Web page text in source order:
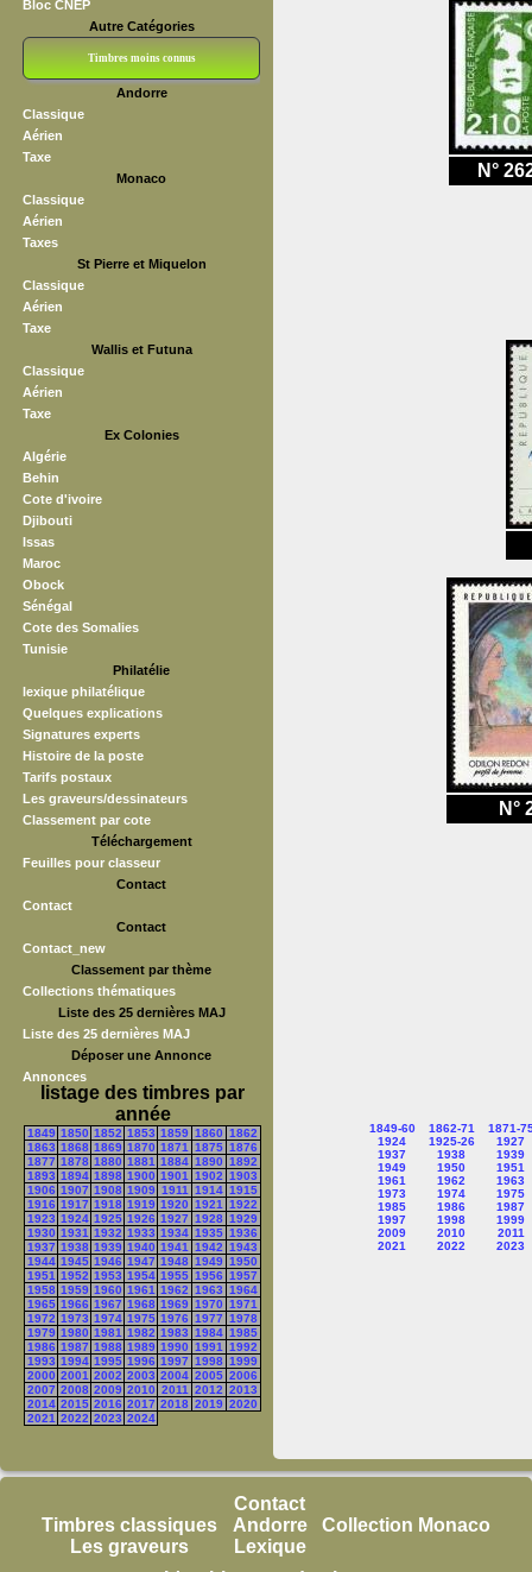
Bloc CNEP
Autre Catégories
Timbres moins connus
Andorre
Classique
Aérien
Taxe
Monaco
Classique
Aérien
Taxes
St Pierre et Miquelon
Classique
Aérien
Taxe
Wallis et Futuna
Classique
Aérien
Taxe
Ex Colonies
Algérie
Behin
Cote d'ivoire
Djibouti
Issas
Maroc
Obock
Sénégal
Cote des Somalies
Tunisie
Philatélie
lexique philatélique
Quelques explications
Signatures experts
Histoire de la poste
Tarifs postaux
Les graveurs/dessinateurs
Classement par cote
Téléchargement
Feuilles pour classeur
Contact
Contact
Contact
Contact_new
Classement par thème
Collections thématiques
Liste des 25 dernières MAJ
Liste des 25 dernières MAJ
Déposer une Annonce
Annonces
listage des timbres par
année
1849 1850 1852 1853 1859 1860 1862
1863 1868 1869 1870 1871 1875 1876
1877 1878 1880 1881 1884 1890 1892
1893 1894 1898 1900 1901 1902 1903
1906 1907 1908 1909 1911 1914 1915
1916 1917 1918 1919 1920 1921 1922
1923 1924 1925 1926 1927 1928 1929
1930 1931 1932 1933 1934 1935 1936
1937 1938 1939 1940 1941 1942 1943
1944 1945 1946 1947 1948 1949 1950
1951 1952 1953 1954 1955 1956 1957
1958 1959 1960 1961 1962 1963 1964
1965 1966 1967 1968 1969 1970 1971
1972 1973 1974 1975 1976 1977 1978
1979 1980 1981 1982 1983 1984 1985
1986 1987 1988 1989 1990 1991 1992
1993 1994 1995 1996 1997 1998 1999
2000 2001 2002 2003 2004 2005 2006
2007 2008 2009 2010 2011 2012 2013
2014 2015 2016 2017 2018 2019 2020
2021 2022 2023 2024
N°
N°
1849-60 1862-71
1871-
1924
1925-26
1927
1937
1938
1939
1949
1950
1951
1961
1962
1963
1973
1974
1975
1985
1986
1987
1997
1998
1999
2009
2010
2011
2021
2022 2023
Timbres classiques
Les graveurs
Contact
Andorre
Lexique
Collection Monaco